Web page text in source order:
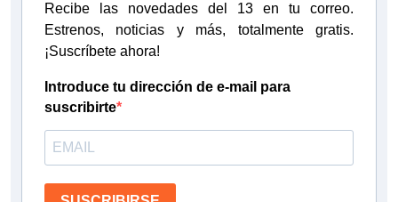
Recibe las novedades del 13 en tu correo.
Estrenos, noticias y más, totalmente gratis.
¡Suscríbete ahora!
Introduce tu dirección de e-mail para
suscribirte